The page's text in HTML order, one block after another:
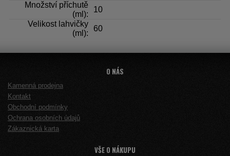
Množství příchutě
(ml):
10
Velikost lahvičky
(ml):
60
O NÁS
Kamenná prodejna
Kontakt
Obchodní podmínky
Ochrana osobních údajů
Zákaznická karta
VŠE O NÁKUPU